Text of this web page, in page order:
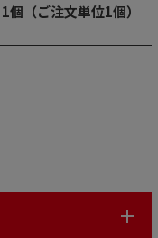
（ご注文単位1個）